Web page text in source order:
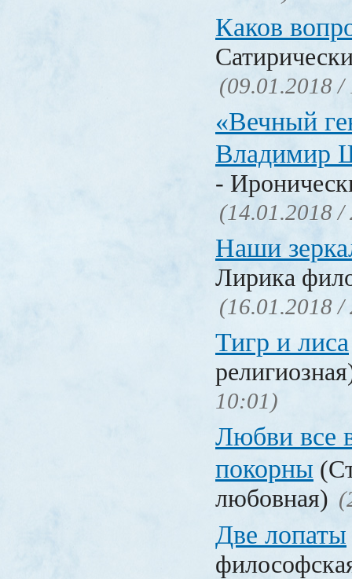
Каков
(09.01.2018 /
«Вечный
Владимир
-
(14.01.2018 /
Наши
Лирика
(16.01.2018 /
Тигр и лиса
10:01)
Любви все
покорны
любовная)
Две лопаты